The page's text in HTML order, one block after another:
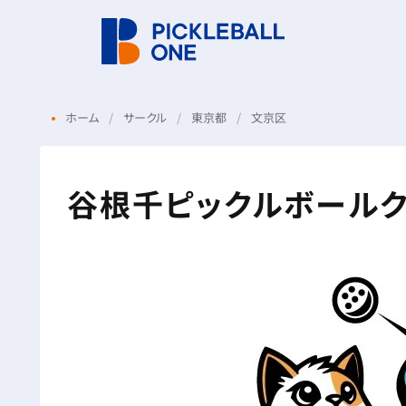
ホーム サークル 東京都 文京区
谷根千ピックルボール